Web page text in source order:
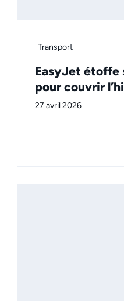
Transport
EasyJet étoffe
pour couvrir
27 avril 2026